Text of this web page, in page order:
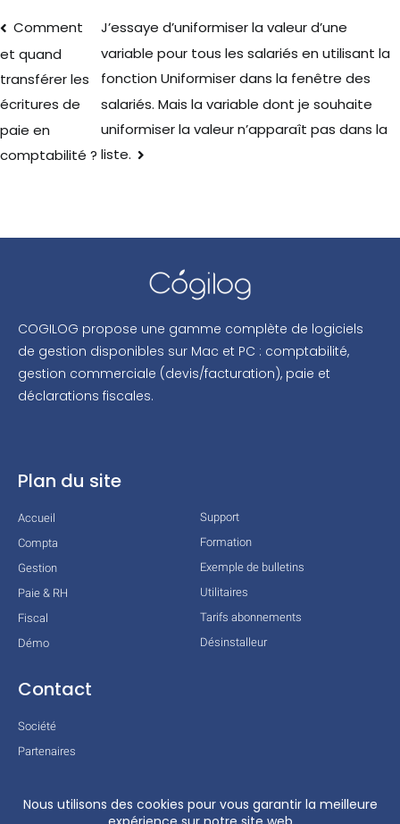
Comment
et quand
transférer les
écritures de
paie en
comptabilité ?
J’essaye d’uniformiser la valeur d’une
variable pour tous les salariés en utilisant la
fonction Uniformiser dans la fenêtre des
salariés. Mais la variable dont je souhaite
uniformiser la valeur n’apparaît pas dans la
liste.
COGILOG propose une gamme complète de logiciels
de gestion disponibles sur Mac et PC : comptabilité,
gestion commerciale (devis/facturation), paie et
déclarations fiscales.
Plan du site
Accueil
Compta
Gestion
Paie & RH
Fiscal
Démo
Support
Formation
Exemple de bulletins
Utilitaires
Tarifs abonnements
Désinstalleur
Contact
Société
Partenaires
Mentions légales